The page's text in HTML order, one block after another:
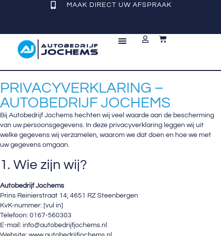
MAAK DIRECT UW AFSPRAAK
PRIVACYVERKLARING –
AUTOBEDRIJF JOCHEMS
Bij Autobedrijf Jochems hechten wij veel waarde aan de bescherming
van uw persoonsgegevens. In deze privacyverklaring leggen wij uit
welke gegevens wij verzamelen, waarom we dat doen en hoe we met
uw gegevens omgaan.
1. Wie zijn wij?
Autobedrijf Jochems
Prins Reinierstraat 14, 4651 RZ Steenbergen
KvK-nummer: [vul in]
Telefoon: 0167-560303
E-mail: info@autobedrijfjochems.nl